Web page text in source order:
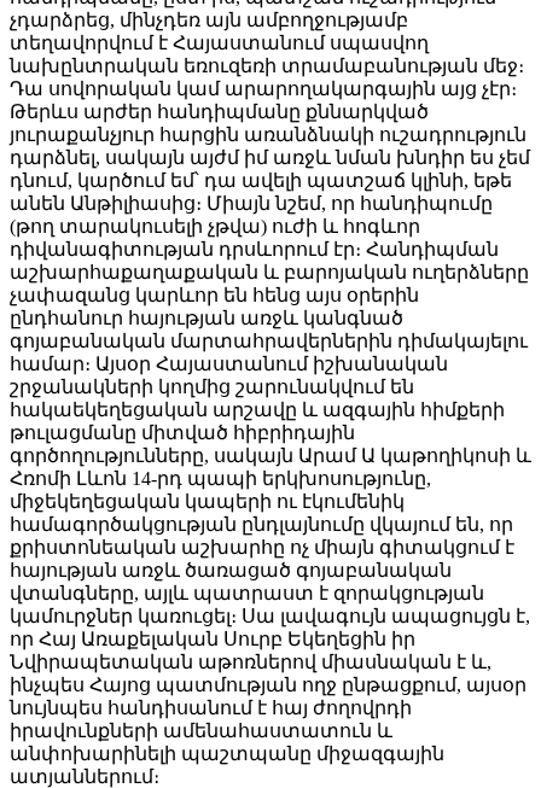
չդարձրեց, մինչդեռ այն ամբողջությամբ
տեղավորվում է Հայաստանում սպասվող
նախընտրական եռուզեռի տրամաբանության մեջ։
Դա սովորական կամ արարողակարգային այց չէր։
Թերևս արժեր հանդիպմանը քննարկված
յուրաքանչյուր հարցին առանձնակի ուշադրություն
դարձնել, սակայն այժմ իմ առջև նման խնդիր ես չեմ
դնում, կարծում եմ՝ դա ավելի պատշաճ կլինի, եթե
անեն Անթիլիասից։ Միայն նշեմ, որ հանդիպումը
(թող տարակուսելի չթվա) ուժի և հոգևոր
դիվանագիտության դրսևորում էր։ Հանդիպման
աշխարհաքաղաքական և բարոյական ուղերձները
չափազանց կարևոր են հենց այս օրերին
ընդհանուր հայության առջև կանգնած
գոյաբանական մարտահրավերներին դիմակայելու
համար։ Այսօր Հայաստանում իշխանական
շրջանակների կողմից շարունակվում են
հակաեկեղեցական արշավը և ազգային հիմքերի
թուլացմանը միտված հիբրիդային
գործողությունները, սակայն Արամ Ա կաթողիկոսի և
Հռոմի Լևոն 14-րդ պապի երկխոսությունը,
միջեկեղեցական կապերի ու էկումենիկ
համագործակցության ընդլայնումը վկայում են, որ
քրիստոնեական աշխարհը ոչ միայն գիտակցում է
հայության առջև ծառացած գոյաբանական
վտանգները, այլև պատրաստ է զորակցության
կամուրջներ կառուցել։ Սա լավագույն ապացույցն է,
որ Հայ Առաքելական Սուրբ Եկեղեցին իր
Նվիրապետական աթոռներով միասնական է և,
ինչպես Հայոց պատմության ողջ ընթացքում, այսօր
նույնպես հանդիսանում է հայ ժողովրդի
իրավունքների ամենահաստատուն և
անփոխարինելի պաշտպանը միջազգային
ատյաններում։